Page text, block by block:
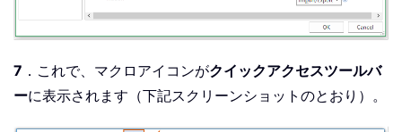
7 ．これで、マクロアイコンがクイックアクセスツールバ
ーに表示されます（下記スクリーンショットのとおり）。